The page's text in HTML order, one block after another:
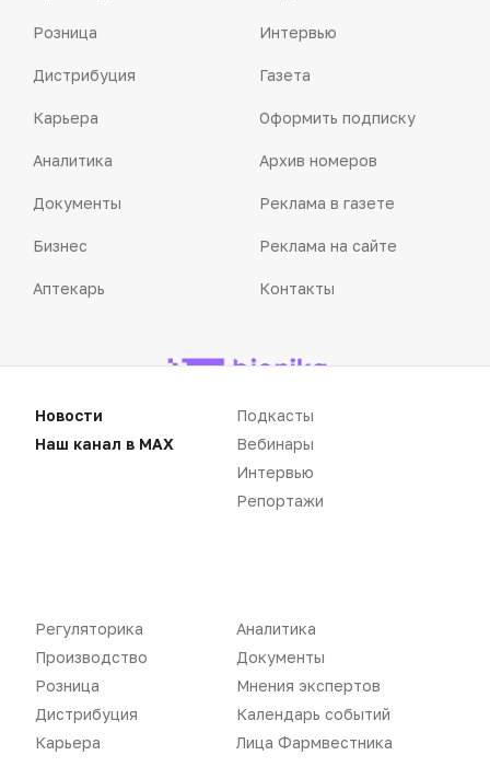
«Политика конфиденциальности»
«Редакционная политика»
Розница
Дистрибуция
Карьера
Аналитика
Документы
Бизнес
Аптекарь
Интервью
Газета
Оформить подписку
Архив номеров
Реклама в газете
Реклама на сайте
Контакты
ограничений, установленных Правообладателем
автора используемых материалов и ссылки на портал
Pharmvestnik.ru как на источник заимствования с обязательной
Продолжая использовать наш сайт, вы даете согласие на
Новости
Наш канал в MAX
Подкасты
Вебинары
Интервью
Репортажи
Регуляторика
Производство
Розница
Дистрибуция
Карьера
Аналитика
Документы
Мнения экспертов
Календарь событий
Лица Фармвестника